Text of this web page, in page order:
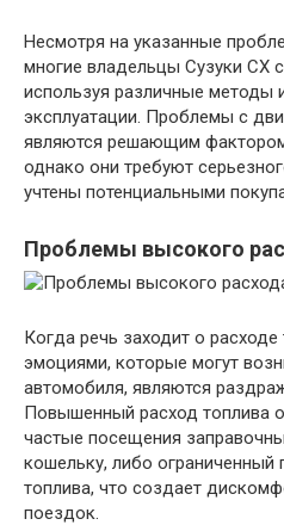
Несмотря на указанные
многие владельцы Сузуки СХ
используя различные методы
эксплуатации. Проблемы с
являются решающим
однако они требуют
учтены потенциальными
Проблемы высокого
Когда речь заходит о
эмоциями, которые могут
автомобиля, являются
Повышенный расход топлива
частые посещения
кошельку, либо ограниченный
топлива, что создает
поездок.